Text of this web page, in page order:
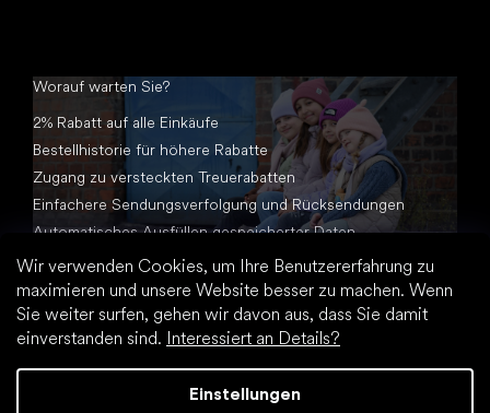
Wir verwenden Cookies, um Ihre Benutzererfahrung zu
maximieren und unsere Website besser zu machen. Wenn
Sie weiter surfen, gehen wir davon aus, dass Sie damit
einverstanden sind. Interessiert an Details?
Einstellungen
Worauf warten Sie?
2% Rabatt auf alle Einkäufe
Bestellhistorie für höhere Rabatte
Zugang zu versteckten Treuerabatten
Einfachere Sendungsverfolgung und Rücksendungen
Automatisches Ausfüllen gespeicherter Daten
Alle Dokumente an einem Ort
Erstellt von Shoptet Premium